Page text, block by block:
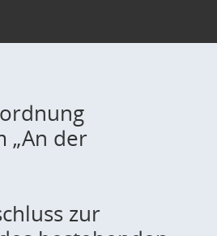
„An der
zur